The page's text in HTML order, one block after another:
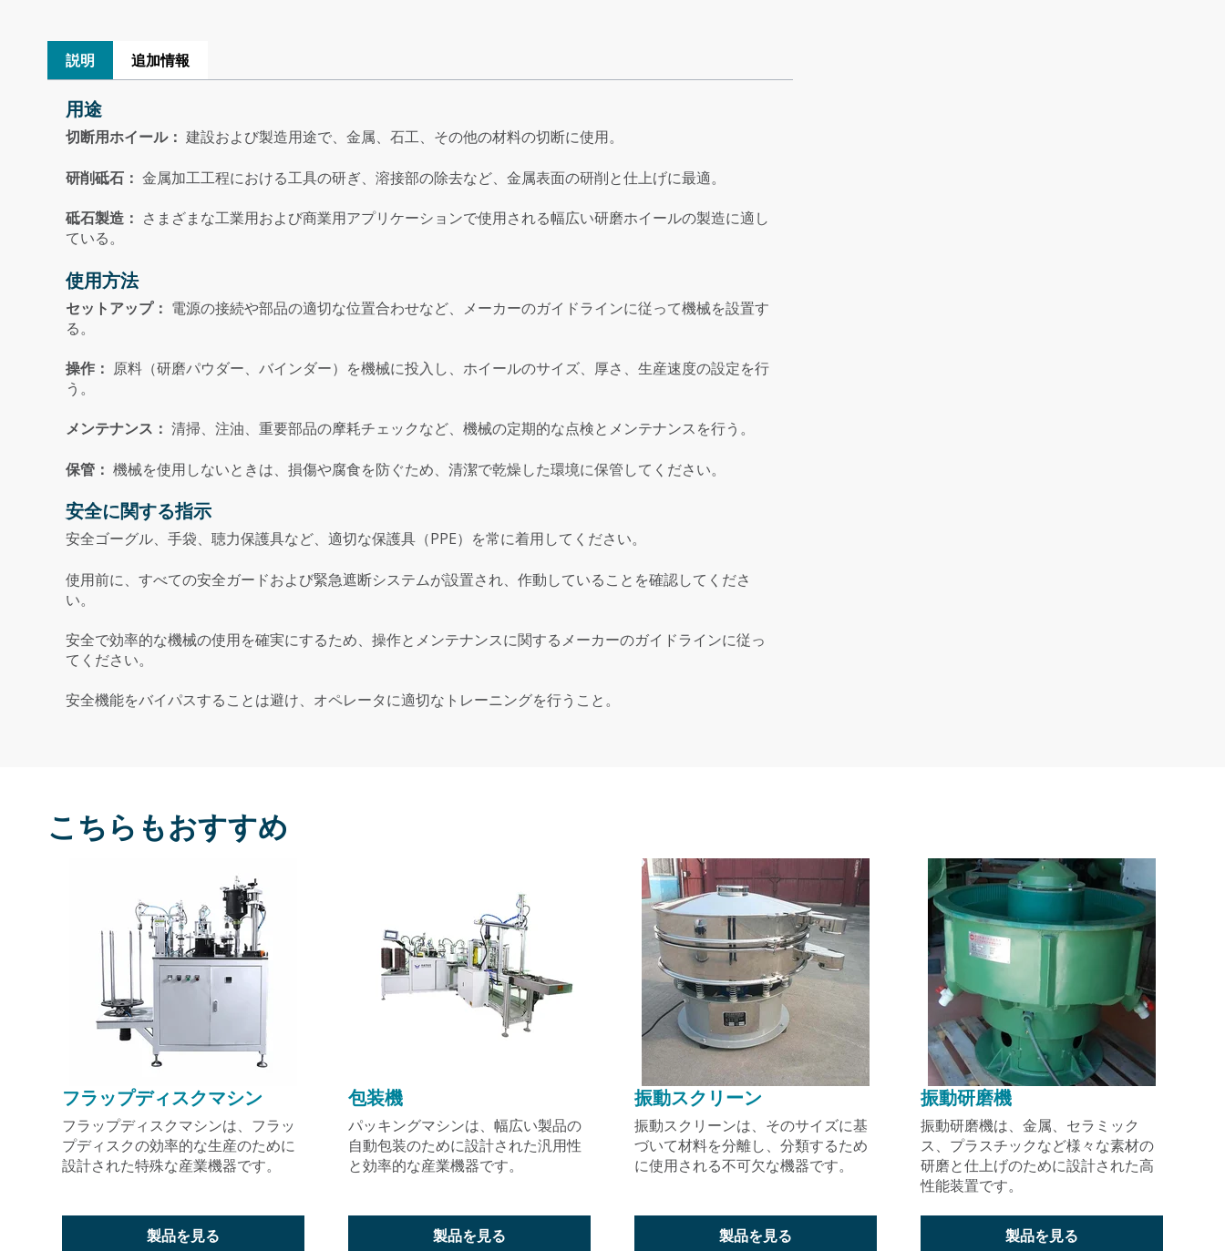
説明 追加情報
用途
切断用ホイール： 建設および製造用途で、金属、石工、その他の材料の切断に使用。
研削砥石： 金属加工工程における工具の研ぎ、溶接部の除去など、金属表面の研削と仕上げに最適。
砥石製造： さまざまな工業用および商業用アプリケーションで使用される幅広い研磨ホイールの製造に適し
ている。
使用方法
セットアップ： 電源の接続や部品の適切な位置合わせなど、メーカーのガイドラインに従って機械を設置す
る。
操作： 原料（研磨パウダー、バインダー）を機械に投入し、ホイールのサイズ、厚さ、生産速度の設定を行
う。
メンテナンス： 清掃、注油、重要部品の摩耗チェックなど、機械の定期的な点検とメンテナンスを行う。
保管： 機械を使用しないときは、損傷や腐食を防ぐため、清潔で乾燥した環境に保管してください。
安全に関する指示
安全ゴーグル、手袋、聴力保護具など、適切な保護具（PPE）を常に着用してください。
使用前に、すべての安全ガードおよび緊急遮断システムが設置され、作動していることを確認してくださ
い。
安全で効率的な機械の使用を確実にするため、操作とメンテナンスに関するメーカーのガイドラインに従っ
てください。
安全機能をバイパスすることは避け、オペレータに適切なトレーニングを行うこと。
こちらもおすすめ
フラップディスクマシン
フラップディスクマシンは、フラッ
プディスクの効率的な生産のために
設計された特殊な産業機器です。
製品を見る
包装機
パッキングマシンは、幅広い製品の
自動包装のために設計された汎用性
と効率的な産業機器です。
製品を見る
振動スクリーン
振動スクリーンは、そのサイズに基
づいて材料を分離し、分類するため
に使用される不可欠な機器です。
製品を見る
振動研磨機
振動研磨機は、金属、セラミック
ス、プラスチックなど様々な素材の
研磨と仕上げのために設計された高
性能装置です。
製品を見る